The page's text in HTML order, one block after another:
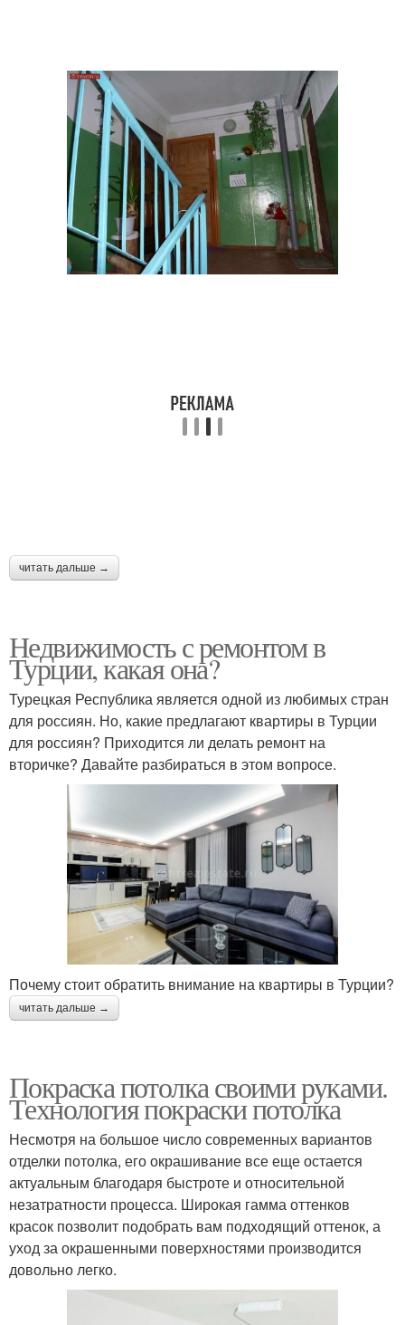
читать дальше →
Недвижимость с ремонтом в
Турции, какая она?
Турецкая Республика является одной из любимых стран
для россиян. Но, какие предлагают квартиры в Турции
для россиян? Приходится ли делать ремонт на
вторичке? Давайте разбираться в этом вопросе.
Почему стоит обратить внимание на квартиры в Турции?
читать дальше →
Покраска потолка своими руками.
Технология покраски потолка
Несмотря на большое число современных вариантов
отделки потолка, его окрашивание все еще остается
актуальным благодаря быстроте и относительной
незатратности процесса. Широкая гамма оттенков
красок позволит подобрать вам подходящий оттенок, а
уход за окрашенными поверхностями производится
довольно легко.